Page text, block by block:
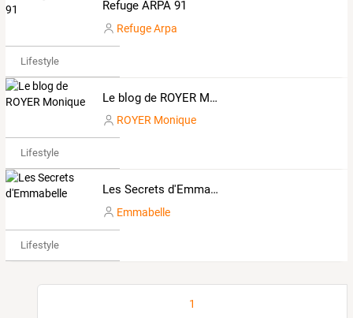
Refuge ARPA 91
Refuge Arpa
Lifestyle
Le blog de ROYER Monique
ROYER Monique
Lifestyle
Les Secrets d'Emmabelle
Emmabelle
Lifestyle
1